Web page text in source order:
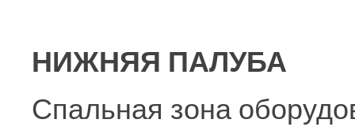
НИЖНЯЯ ПАЛУБА
Спальная зона